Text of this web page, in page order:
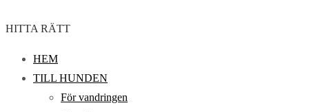
HITTA RÄTT
HEM
TILL HUNDEN
För vandringen